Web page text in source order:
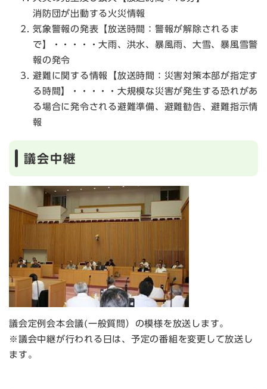
消防団が出動する火災情報
気象警報の発表【放送時間：警報が解除されるま
で】・・・・・大雨、洪水、暴風雨、大雪、暴風雪警
報の発令
避難に関する情報【放送時間：災害対策本部が指定す
る時間】・・・・・大規模な災害が発生する恐れがあ
る場合に発令される避難準備、避難勧告、避難指示情
報
議会中継
議会定例会本会議(一般質問）の模様を放送します。
※議会中継が行われる日は、予定の番組を変更して放送し
ます。